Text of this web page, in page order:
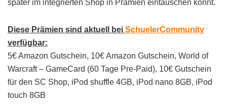
später im integrierten Shop in Prämien eintauschen könnt.
Diese Prämien sind aktuell bei SchuelerCommunity
verfügbar:
5€ Amazon Gutschein, 10€ Amazon Gutschein, World of
Warcraft – GameCard (60 Tage Pre-Paid), 10€ Gutschein
für den SC Shop, iPod shuffle 4GB, iPod nano 8GB, iPod
touch 8GB